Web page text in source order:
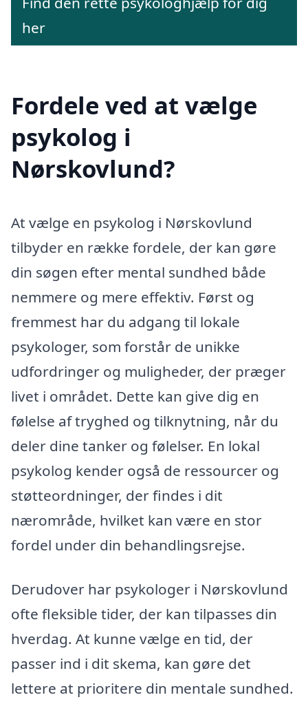
her
Fordele ved at vælge
psykolog i
Nørskovlund?
At vælge en psykolog i Nørskovlund
tilbyder en række fordele, der kan gøre
din søgen efter mental sundhed både
nemmere og mere effektiv. Først og
fremmest har du adgang til lokale
psykologer, som forstår de unikke
udfordringer og muligheder, der præger
livet i området. Dette kan give dig en
følelse af tryghed og tilknytning, når du
deler dine tanker og følelser. En lokal
psykolog kender også de ressourcer og
støtteordninger, der findes i dit
nærområde, hvilket kan være en stor
fordel under din behandlingsrejse.
Derudover har psykologer i Nørskovlund
ofte fleksible tider, der kan tilpasses din
hverdag. At kunne vælge en tid, der
passer ind i dit skema, kan gøre det
lettere at prioritere din mentale sundhed.